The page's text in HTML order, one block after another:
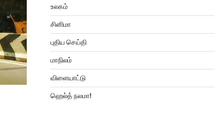
உலகம்
சினிமா
புதிய செய்தி
மாநிலம்
விளையாட்டு
ஹெல்த் நலமா!